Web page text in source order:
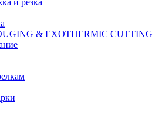
и резка
& EXOTHERMIC CUTTING